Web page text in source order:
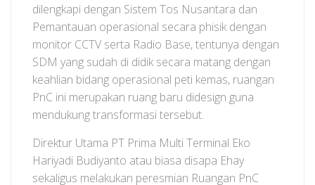
dilengkapi dengan Sistem Tos Nusantara dan
Pemantauan operasional secara phisik dengan
monitor CCTV serta Radio Base, tentunya dengan
SDM yang sudah di didik secara matang dengan
keahlian bidang operasional peti kemas, ruangan
PnC ini merupakan ruang baru didesign guna
mendukung transformasi tersebut.
Direktur Utama PT Prima Multi Terminal Eko
Hariyadi Budiyanto atau biasa disapa Ehay
sekaligus melakukan peresmian Ruangan PnC